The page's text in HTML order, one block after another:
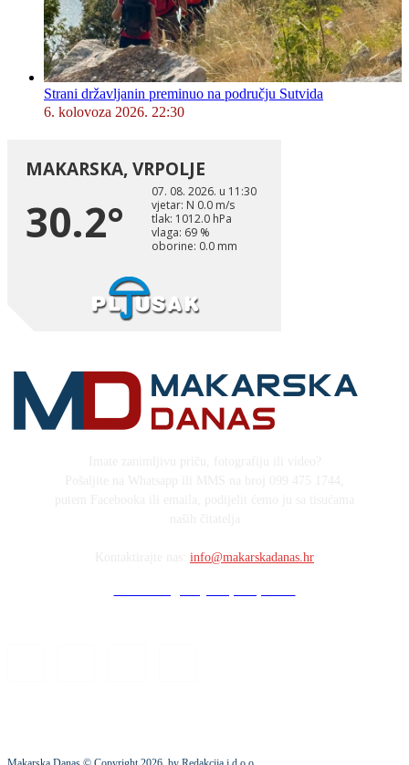
Strani državljanin preminuo na području Sutvida
6. kolovoza 2026. 22:30
info@makarskadanas.hr